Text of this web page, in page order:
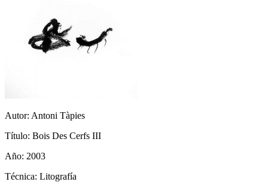
Autor: Antoni Tàpies
Título: Bois Des Cerfs III
Año: 2003
Técnica: Litografía